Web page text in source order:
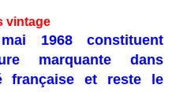
vintage
1968 constituent
marquante dans
française et reste le